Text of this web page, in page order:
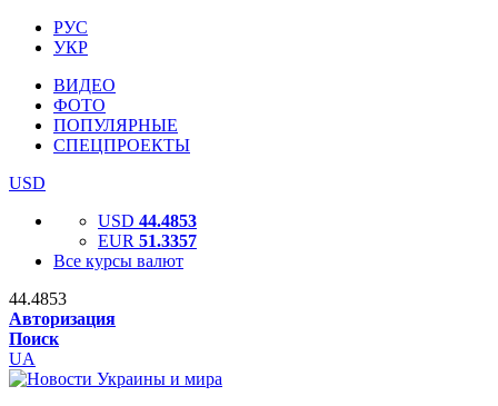
РУС
УКР
ВИДЕО
ФОТО
ПОПУЛЯРНЫЕ
СПЕЦПРОЕКТЫ
USD
USD 44.4853
EUR 51.3357
Все курсы валют
44.4853
Авторизация
Поиск
UA